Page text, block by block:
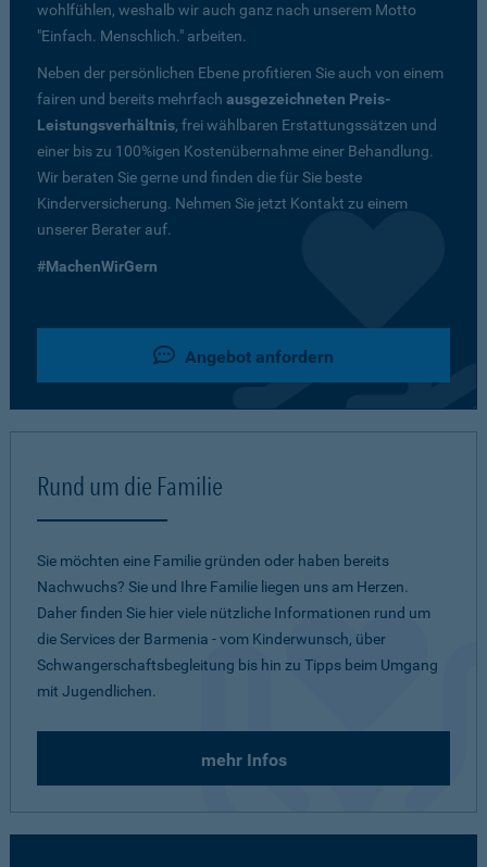
wohlfühlen, weshalb wir auch ganz nach unserem Motto
"Einfach. Menschlich." arbeiten.
Neben der persönlichen Ebene profitieren Sie auch von einem
fairen und bereits mehrfach ausgezeichneten Preis-
Leistungsverhältnis, frei wählbaren Erstattungssätzen und
einer bis zu 100%igen Kostenübernahme einer Behandlung.
Wir beraten Sie gerne und finden die für Sie beste
Kinderversicherung. Nehmen Sie jetzt Kontakt zu einem
unserer Berater auf.
#MachenWirGern
Angebot anfordern
Rund um die Familie
Sie möchten eine Familie gründen oder haben bereits
Nachwuchs? Sie und Ihre Familie liegen uns am Herzen.
Daher finden Sie hier viele nützliche Informationen rund um
die Services der Barmenia - vom Kinderwunsch, über
Schwangerschaftsbegleitung bis hin zu Tipps beim Umgang
mit Jugendlichen.
mehr Infos